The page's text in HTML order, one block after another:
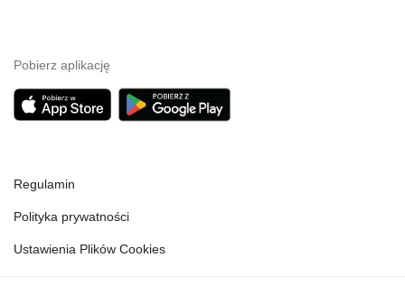
Pobierz aplikację
Regulamin
Polityka prywatności
Ustawienia Plików Cookies